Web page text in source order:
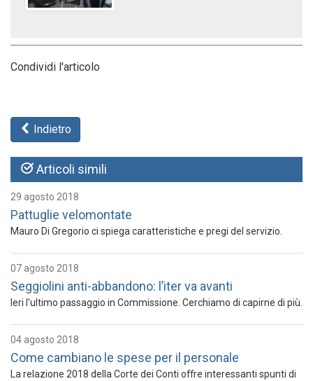
Condividi l'articolo
Indietro
Articoli simili
29 agosto 2018
Pattuglie velomontate
Mauro Di Gregorio ci spiega caratteristiche e pregi del servizio.
07 agosto 2018
Seggiolini anti-abbandono: l’iter va avanti
Ieri l'ultimo passaggio in Commissione. Cerchiamo di capirne di più.
04 agosto 2018
Come cambiano le spese per il personale
La relazione 2018 della Corte dei Conti offre interessanti spunti di